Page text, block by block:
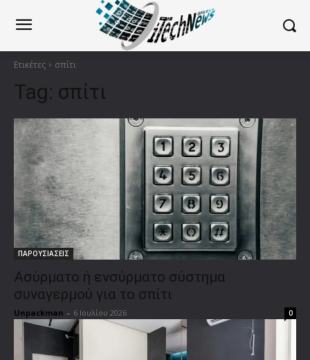
Ετικέτες σπίτι
Tag: σπίτι
ΠΑΡΟΥΣΙΑΣΕΙΣ
Ασύρματο ή ενσύρματο σύστημα
συναγερμού για το σπίτι
Unpackman - 6 Ιουλίου 2026 0